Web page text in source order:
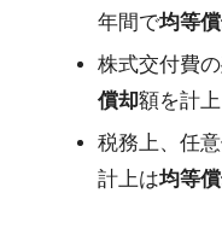
年間で均等
株式交付費
償却額を計
税務上、任
計上は均等